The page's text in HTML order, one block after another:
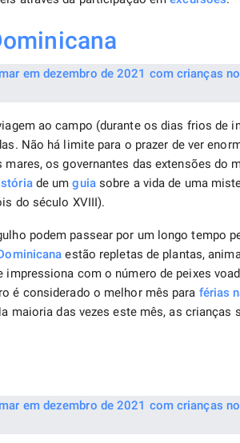
ao campo (durante os dias frios de
Não há limite para o prazer de ver
mares, os governantes das extensões do
de umguiasobre a vida de uma
do século XVIII).
podem passear por um longo tempo
estão repletas de plantas,
impressiona com o número de peixes
é considerado o melhor mês para férias
maioria das vezes este mês, as crianças